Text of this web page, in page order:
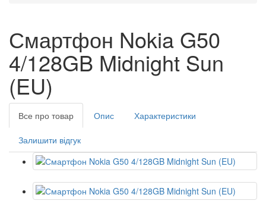
Смартфон Nokia G50
4/128GB Midnight Sun
(EU)
Все про товар Опис Характеристики
Залишити відгук